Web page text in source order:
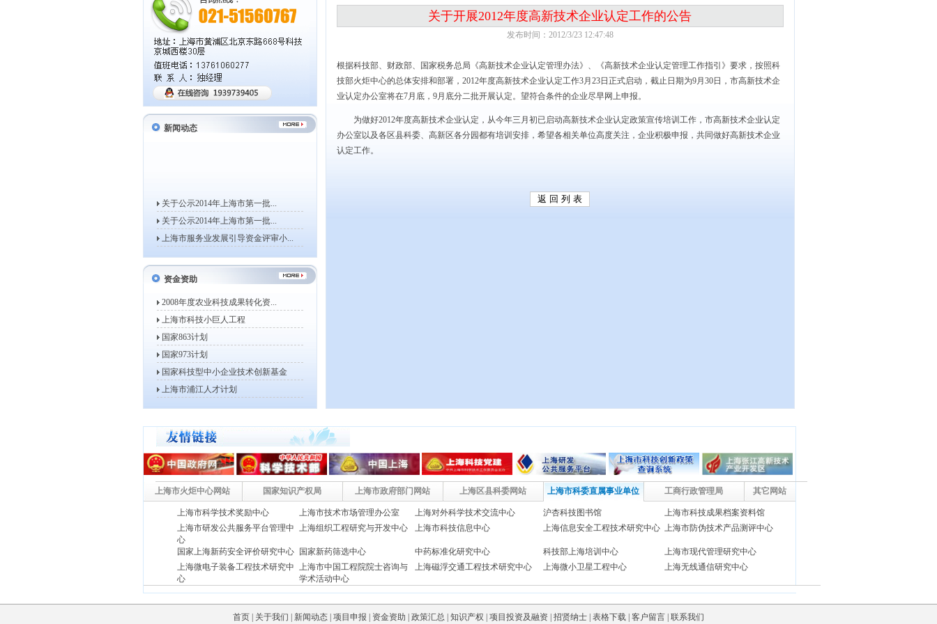
新闻动态
关于公示2014年上海市第一批...
关于公示2014年上海市第一批...
上海市服务业发展引导资金评审小...
关于组织申报2014年度上海市...
上海市经济信息化委关于组织申报...
关于公示2013年上海市第一批...
2013年度高新技术企业认定工...
2013年高新技术企业复审、更...
2013年度上海市软件和集成电...
2013年度第一批上海市信息化...
2013年度上海市战略性新兴产...
2013年度上海市科技小巨人工...
2012年度上海市科技小巨人工...
关于开展2011年度上海市软件...
2012年度上海市科技型中小企...
关于组织申报2012年度上海市...
关于做好2012年度上海市科技...
关于开展2012年度高新技术企...
关于开展2012年高新技术企业...
上海市服务业发展引导资金评审小...
关于公示2011年上海市第三批...
关于公示2011年上海市第二批...
资金资助
2008年度农业科技成果转化资...
上海市科技小巨人工程
国家863计划
国家973计划
国家科技型中小企业技术创新基金
上海市浦江人才计划
关于开展2012年度高新技术企业认定工作的公告
发布时间：2012/3/23 12:47:48
根据科技部、财政部、国家税务总局《高新技术企业认定管理办法》、《高新技术企业认定管理工作指引》要求，按照科
技部火炬中心的总体安排和部署，2012年度高新技术企业认定工作3月23日正式启动，截止日期为9月30日，市高新技术企
业认定办公室将在7月底，9月底分二批开展认定。望符合条件的企业尽早网上申报。
为做好2012年度高新技术企业认定，从今年三月初已启动高新技术企业认定政策宣传培训工作，市高新技术企业认定
办公室以及各区县科委、高新区各分园都有培训安排，希望各相关单位高度关注，企业积极申报，共同做好高新技术企业
认定工作。
上海市火炬中心网站 国家知识产权局 上海市政府部门网站 上海区县科委网站 上海市科委直属事业单位 工商行政管理局 其它网站
上海市科学技术奖励中心 上海市技术市场管理办公室 上海对外科学技术交流中心 沪杏科技图书馆
上海市科技成果档案资料馆
上海市研发公共服务平台管理中
心
上海组织工程研究与开发中心 上海市科技信息中心 上海信息安全工程技术研究中心 上海市防伪技术产品测评中心
国家上海新药安全评价研究中心 国家新药筛选中心 中药标准化研究中心 科技部上海培训中心
上海市现代管理研究中心
上海微电子装备工程技术研究中
心
上海市中国工程院院士咨询与
学术活动中心
上海磁浮交通工程技术研究中心 上海微小卫星工程中心 上海无线通信研究中心
上海市生物医药科技产业促进中
心(上海新药研究开发中心)
上海科技发展总公司 上海高性能集成电路设计中心 上海信息安全基础设施研究中心 上海市科技创业中心(上海市高新
技术成果转化服务中心、上海市
火炬高技术产业开发中心
首页 关于我们 新闻动态 项目申报 资金资助 政策汇总 知识产权 项目投资及融资 招贤纳士 表格下载 客户留言 联系我们